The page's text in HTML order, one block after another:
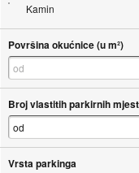
Kamin
Površina okućnice (u m²)
Broj vlastitih parkirnih
Vrsta parkinga